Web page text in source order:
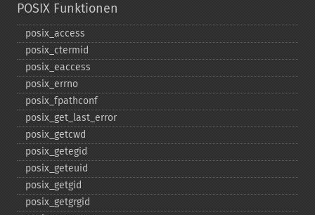
POSIX Funktionen
posix_​access
posix_​ctermid
posix_​eaccess
posix_​errno
posix_​fpathconf
posix_​get_​last_​error
posix_​getcwd
posix_​getegid
posix_​geteuid
posix_​getgid
posix_​getgrgid